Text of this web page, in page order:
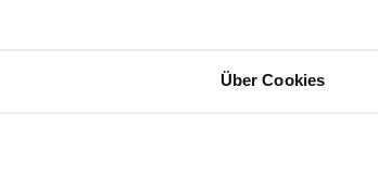
Über Cookies